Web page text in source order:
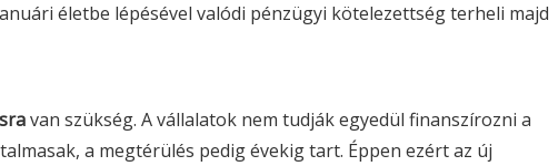
életbe lépésével valódi pénzügyi kötelezettség terheli majd
van szükség. A vállalatok nem tudják egyedül finanszírozni a
a megtérülés pedig évekig tart. Éppen ezért az új